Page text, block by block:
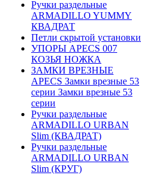
Ручки раздельные
ARMADILLO YUMMY
КВАДРАТ
Петли скрытой установки
УПОРЫ APECS 007
КОЗЬЯ НОЖКА
ЗАМКИ ВРЕЗНЫЕ
APECS Замки врезные 53
серии Замки врезные 53
серии
Ручки раздельные
ARMADILLO URBAN
Slim (КВАДРАТ)
Ручки раздельные
ARMADILLO URBAN
Slim (КРУГ)